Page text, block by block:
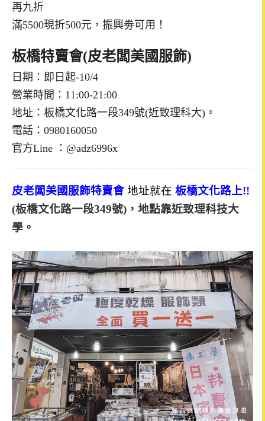
再九折
滿5500現折500元，振興劵可用！
板橋特賣會(皮老闆美國服飾)
日期：即日起-10/4
營業時間：11:00-21:00
地址：板橋文化路一段349號(近致理科大)。
電話：0980160050
官方Line ：@adz6996x
皮老闆美國服飾特賣會 地址就在 板橋文化路上!!
(板橋文化路一段349號) ，地點靠近致理科技大
學。